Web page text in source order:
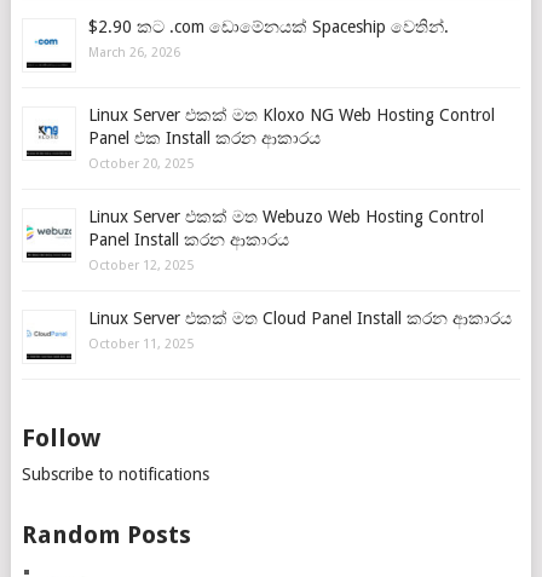
$2.90 කට .com ඩොමේනයක් Spaceship වෙතින්.
March 26, 2026
Linux Server එකක් මත Kloxo NG Web Hosting Control
Panel එක Install කරන ආකාරය
October 20, 2025
Linux Server එකක් මත Webuzo Web Hosting Control
Panel Install කරන ආකාරය
October 12, 2025
Linux Server එකක් මත Cloud Panel Install කරන ආකාරය
October 11, 2025
Follow
Subscribe to notifications
Random Posts